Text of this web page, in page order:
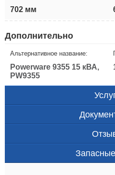
702 мм
Дополнительно
Альтернативное название:
Powerware 9355 15 кВА,
PW9355